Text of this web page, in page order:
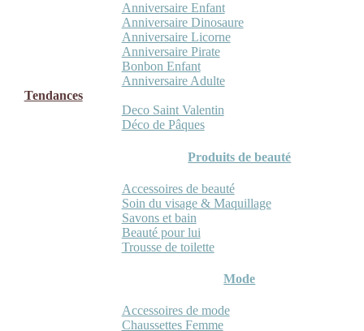
Anniversaire Enfant
Anniversaire Dinosaure
Anniversaire Licorne
Anniversaire Pirate
Bonbon Enfant
Anniversaire Adulte
Tendances
Deco Saint Valentin
Déco de Pâques
Produits de beauté
Accessoires de beauté
Soin du visage & Maquillage
Savons et bain
Beauté pour lui
Trousse de toilette
Mode
Accessoires de mode
Chaussettes Femme